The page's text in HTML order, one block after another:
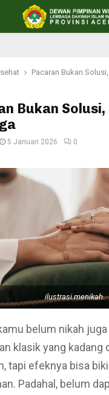
Pacaran Bukan
Bukan Solusi,
5 Januari 2026 0
ilustrasi menikah.
belum nikah juga
klasik yang kadang
tapi efeknya bisa
Padahal, belum